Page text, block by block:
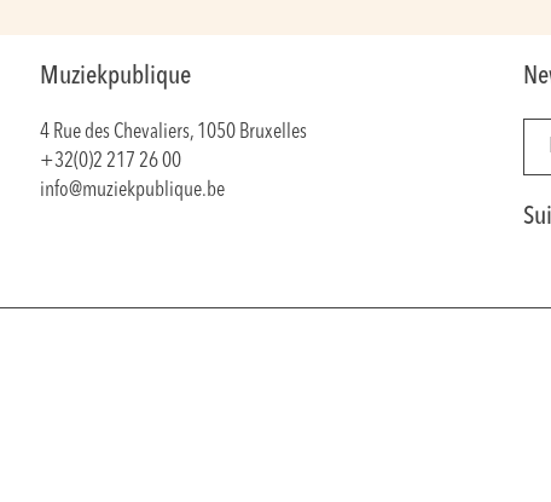
Muziekpublique
4 Rue des Chevaliers, 1050 Bruxelles
+32(0)2 217 26 00
info@muziekpublique.be